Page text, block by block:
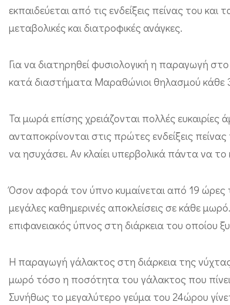
;εκπαιδεύεται από τις ενδείξεις πείνας του
μεταβολικές και διατροφικές ανάγκες.
Για να διατηρηθεί φυσιολογική η παραγωγή
κατά διαστήματα Μαραθώνιοι θηλασμού κάθε
Τα μωρά επίσης χρειάζονται πολλές
ανταποκρίνονται στις πρώτες ενδείξεις
να ησυχάσει. Αν κλαίει υπερβολικά πάντα να
Όσον αφορά τον ύπνο κυμαίνεται από 19
μεγάλες καθημερινές αποκλείσεις σε κάθε
επιφανειακός ύπνος στη διάρκεια του οποίου
Η παραγωγή γάλακτος στη διάρκεια της
μωρό τόσο η ποσότητα του γάλακτος που πίνει
Συνήθως το μεγαλύτερο γεύμα του 24ώρου